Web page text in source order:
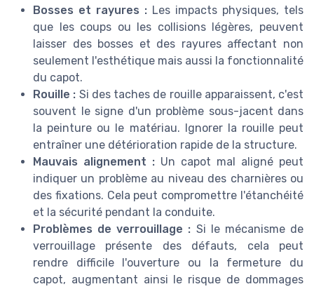
Bosses et rayures : Les impacts physiques, tels
que les coups ou les collisions légères, peuvent
laisser des bosses et des rayures affectant non
seulement l'esthétique mais aussi la fonctionnalité
du capot.
Rouille : Si des taches de rouille apparaissent, c'est
souvent le signe d'un problème sous-jacent dans
la peinture ou le matériau. Ignorer la rouille peut
entraîner une détérioration rapide de la structure.
Mauvais alignement : Un capot mal aligné peut
indiquer un problème au niveau des charnières ou
des fixations. Cela peut compromettre l'étanchéité
et la sécurité pendant la conduite.
Problèmes de verrouillage : Si le mécanisme de
verrouillage présente des défauts, cela peut
rendre difficile l'ouverture ou la fermeture du
capot, augmentant ainsi le risque de dommages